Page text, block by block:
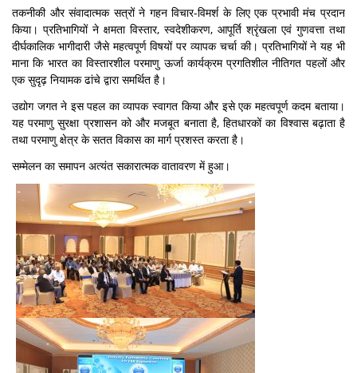
तकनीकी और संवादात्मक सत्रों ने गहन विचार-विमर्श के लिए एक प्रभावी मंच प्रदान
किया। प्रतिभागियों ने क्षमता विस्तार, स्वदेशीकरण, आपूर्ति श्रृंखला एवं गुणवत्ता तथा
दीर्घकालिक भागीदारी जैसे महत्वपूर्ण विषयों पर व्यापक चर्चा की। प्रतिभागियों ने यह भी
माना कि भारत का विस्तारशील परमाणु ऊर्जा कार्यक्रम प्रगतिशील नीतिगत पहलों और
एक सुदृढ़ नियामक ढांचे द्वारा समर्थित है।
उद्योग जगत ने इस पहल का व्यापक स्वागत किया और इसे एक महत्वपूर्ण कदम बताया।
यह परमाणु सुरक्षा प्रशासन को और मजबूत बनाता है, हितधारकों का विश्वास बढ़ाता है
तथा परमाणु क्षेत्र के सतत विकास का मार्ग प्रशस्त करता है।
सम्मेलन का समापन अत्यंत सकारात्मक वातावरण में हुआ।